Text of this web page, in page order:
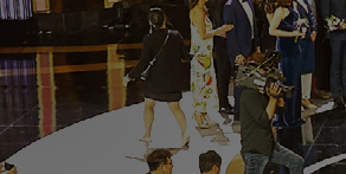
인스타그램
x
페이스북